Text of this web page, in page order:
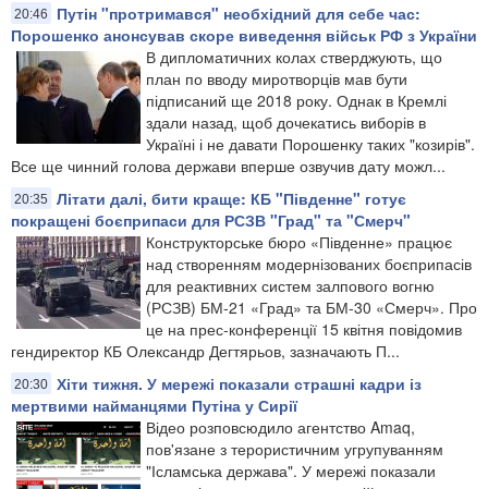
20:46
Путін "протримався" необхідний для себе час:
Порошенко анонсував скоре виведення військ РФ з України
В дипломатичних колах стверджують, що
план по вводу миротворців мав бути
підписаний ще 2018 року. Однак в Кремлі
здали назад, щоб дочекатись виборів в
Україні і не давати Порошенку таких "козирів".
Все ще чинний голова держави вперше озвучив дату можл...
20:35
Літати далі, бити краще: КБ "Південне" готує
покращені боєприпаси для РСЗВ "Град" та "Смерч"
Конструкторське бюро «Південне» працює
над створенням модернізованих боєприпасів
для реактивних систем залпового вогню
(РСЗВ) БМ-21 «Град» та БМ-30 «Смерч». Про
це на прес-конференції 15 квітня повідомив
гендиректор КБ Олександр Дегтярьов, зазначають П...
20:30 Хіти тижня. У мережі показали страшні кадри із
мертвими найманцями Путіна у Сирії
Відео розповсюдило агентство Amaq,
пов'язане з терористичним угрупуванням
"Ісламська держава". У мережі показали